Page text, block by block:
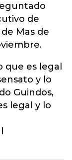
de
Mas de
es legal
y lo
Guindos,
legal y lo